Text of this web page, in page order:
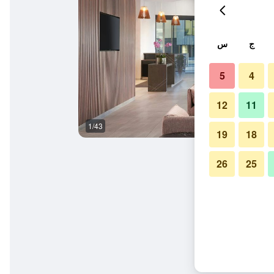
1/43
ساوث بانك
ج س
4
5
11
12
18
19
25
26